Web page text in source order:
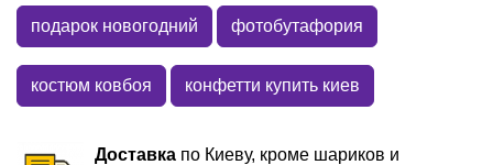
подарок новогодний фотобутафория
костюм ковбоя конфетти купить киев
Доставка по Киеву, кроме шариков и